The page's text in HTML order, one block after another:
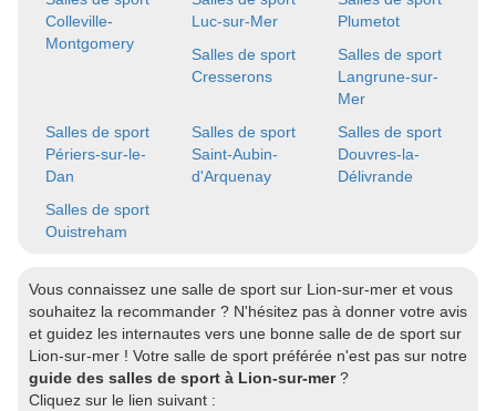
Colleville-
Montgomery
Luc-sur-Mer
Plumetot
Salles de sport
Cresserons
Salles de sport
Langrune-sur-
Mer
Salles de sport
Périers-sur-le-
Dan
Salles de sport
Saint-Aubin-
d'Arquenay
Salles de sport
Douvres-la-
Délivrande
Salles de sport
Ouistreham
Vous connaissez une salle de sport sur Lion-sur-mer et vous
souhaitez la recommander ? N'hésitez pas à donner votre avis
et guidez les internautes vers une bonne salle de de sport sur
Lion-sur-mer ! Votre salle de sport préférée n'est pas sur notre
guide des salles de sport à Lion-sur-mer?
Cliquez sur le lien suivant :